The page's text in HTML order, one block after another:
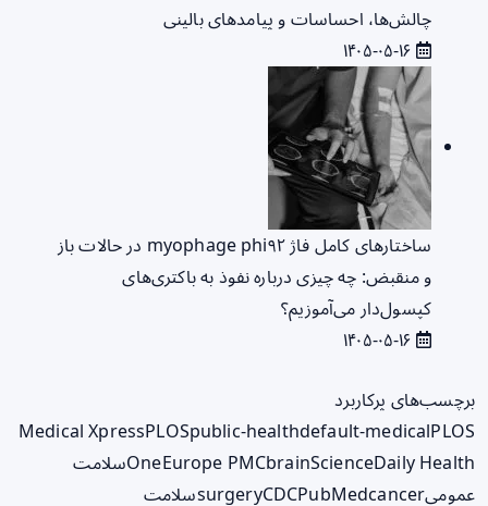
چالش‌ها، احساسات و پیامدهای بالینی
ساختارهای کامل فاژ myophage phi۹۲ در حالات باز
و منقبض: چه چیزی درباره نفوذ به باکتری‌های
کپسول‌دار می‌آموزیم؟
برچسب‌های پرکاربرد
Medical XpressPLOSpublic-healthdefault-medicalPLOS
OneEurope PMCbrainScienceDaily Health
سلامت
عمومی
surgeryCDCPubMedcancer
سلامت